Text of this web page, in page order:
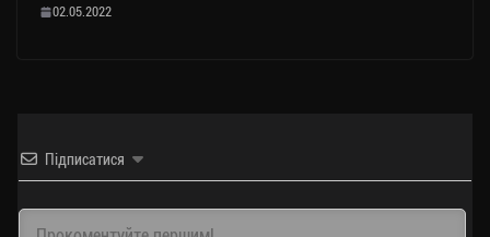
02.05.2022
Підписатися